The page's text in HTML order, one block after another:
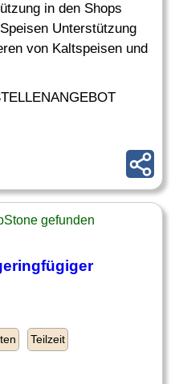
in den Shops
Unterstützung
von Kaltspeisen und
gefunden
Teilzeit